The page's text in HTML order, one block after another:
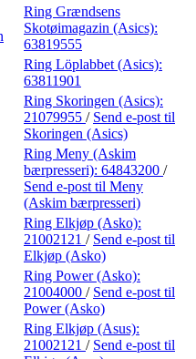
Ring Grændsens
Skotøimagazin (Asics):
63819555
Ring Löplabbet (Asics):
63811901
Ring Skoringen (Asics):
21079955 / Send e-post til
Skoringen (Asics)
Ring Meny (Askim
bærpresseri): 64843200 /
Send e-post til Meny
(Askim bærpresseri)
Ring Elkjøp (Asko):
21002121 / Send e-post til
Elkjøp (Asko)
Ring Power (Asko):
21004000 / Send e-post til
Power (Asko)
Ring Elkjøp (Asus):
21002121 / Send e-post til